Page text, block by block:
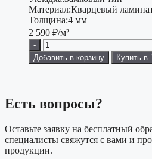
Материал:Кварцевый
Толщина:4 мм
2 590 ₽/м²
-
Добавить в корзину
Купить в
Есть вопросы?
Оставьте заявку на бесплатный
специалисты свяжутся с вами и
продукции.